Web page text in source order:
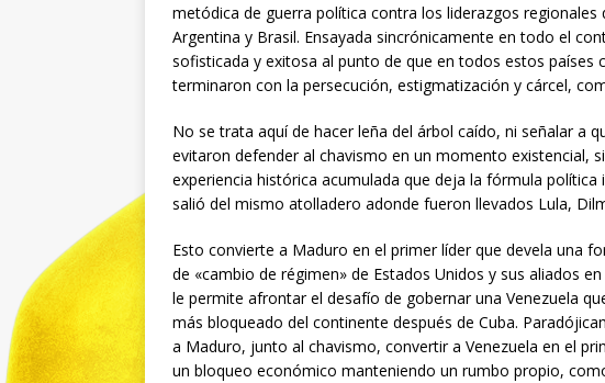
metódica de guerra política contra los liderazgos
Argentina y Brasil. Ensayada sincrónicamente en todo el
sofisticada y exitosa al punto de que en todos estos países
terminaron con la persecución, estigmatización y cárcel,
No se trata aquí de hacer leña del árbol caído, ni señalar a
evitaron defender al chavismo en un momento existencial,
experiencia histórica acumulada que deja la fórmula
salió del mismo atolladero adonde fueron llevados Lula,
Esto convierte a Maduro en el primer líder que devela una
de «cambio de régimen» de Estados Unidos y sus aliados
le permite afrontar el desafío de gobernar una Venezuela
más bloqueado del continente después de Cuba.
a Maduro, junto al chavismo, convertir a Venezuela en el
un bloqueo económico manteniendo un rumbo propio,